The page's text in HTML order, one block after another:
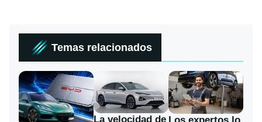
Temas relacionados
La velocidad de Los expertos lo